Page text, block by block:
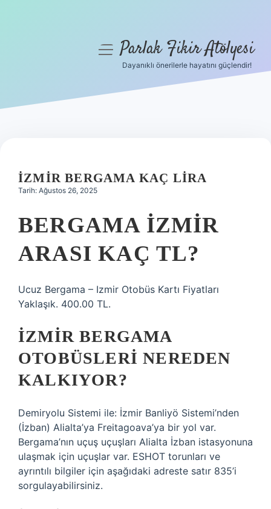
Hakkımızda
menüyüParlak Fikir Atölyesi
Dayanıklı önerilerle hayatını güçlendir!
İZMIR BERGAMA KAÇ LIRA
Tarih: Ağustos 26, 2025
BERGAMA İZMIR
ARASI KAÇ TL?
Ucuz Bergama – Izmir Otobüs Kartı Fiyatları
Yaklaşık. 400.00 TL.
İZMIR BERGAMA
OTOBÜSLERI NEREDEN
KALKIYOR?
Demiryolu Sistemi ile: İzmir Banliyö Sistemi’nden
(İzban) Alialta’ya Freitagoava’ya bir yol var.
Bergama’nın uçuş uçuşları Alialta İzban istasyonuna
ulaşmak için uçuşlar var. ESHOT torunları ve
ayrıntılı bilgiler için aşağıdaki adreste satır 835’i
sorgulayabilirsiniz.